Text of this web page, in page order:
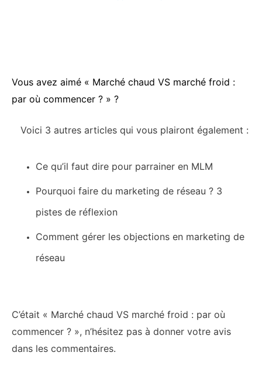
Vous avez aimé « Marché chaud VS marché froid :
par où commencer ? » ?
Voici 3 autres articles qui vous plairont également :
Ce qu’il faut dire pour parrainer en MLM
Pourquoi faire du marketing de réseau ? 3
pistes de réflexion
Comment gérer les objections en marketing de
réseau
C’était « Marché chaud VS marché froid : par où
commencer ? », n’hésitez pas à donner votre avis
dans les commentaires.